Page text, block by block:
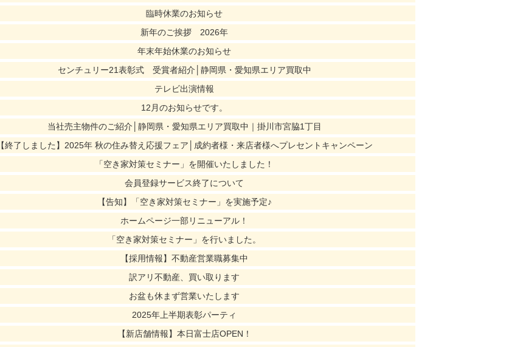
臨時休業のお知らせ
新年のご挨拶 2026年
年末年始休業のお知らせ
センチュリー21表彰式 受賞者紹介│静岡県・愛知県エリア買取中
テレビ出演情報
12月のお知らせです。
当社売主物件のご紹介│静岡県・愛知県エリア買取中｜掛川市宮脇1丁目
【終了しました】2025年 秋の住み替え応援フェア│成約者様・来店者様へプレセントキャンペーン
「空き家対策セミナー」を開催いたしました！
会員登録サービス終了について
【告知】「空き家対策セミナー」を実施予定♪
ホームページ一部リニューアル！
「空き家対策セミナー」を行いました。
【採用情報】不動産営業職募集中
訳アリ不動産、買い取ります
お盆も休まず営業いたします
2025年上半期表彰パーティ
【新店舗情報】本日富士店OPEN！